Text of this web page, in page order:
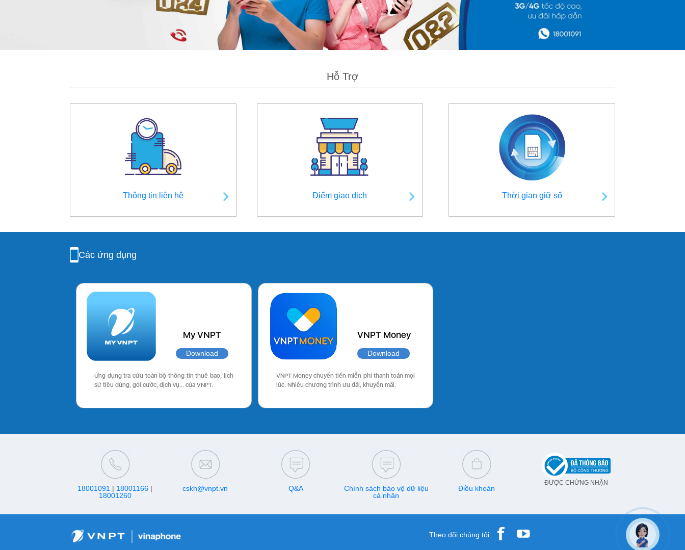
Hỗ Trợ
Thông tin liên hệ Điểm giao dịch Thời gian giữ số
Các ứng dụng
My VNPT
Download
Ứng dụng tra cứu toàn bộ thông tin thuê bao, lịch
sử tiêu dùng, gói cước, dịch vụ… của VNPT.
VNPT Money
Download
VNPT Money chuyển tiền miễn phí thanh toán mọi
lúc. Nhiều chương trình ưu đãi, khuyến mãi.
18001091 | 18001166 |
18001260
cskh@vnpt.vn Q&A
Chính sách bảo vệ dữ liệu
cá nhân
Điều khoản
ĐƯỢC CHỨNG NHẬN
Theo dõi chúng tôi: